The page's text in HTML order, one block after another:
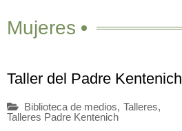
Mujeres
Taller del Padre Kentenich
Biblioteca de medios, Talleres,
Talleres Padre Kentenich